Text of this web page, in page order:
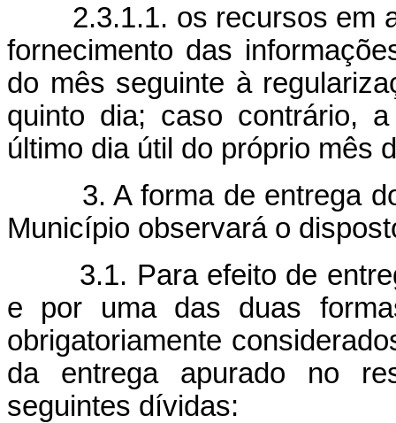
2.3.1.1. os recursos em
fornecimento das
do mês seguinte à
quinto dia; caso contrário,
último dia útil do próprio mês
3. A forma de entrega
Município observará o
3.1. Para efeito de
e por uma das duas
obrigatoriamente
da entrega apurado no
seguintes dívidas: